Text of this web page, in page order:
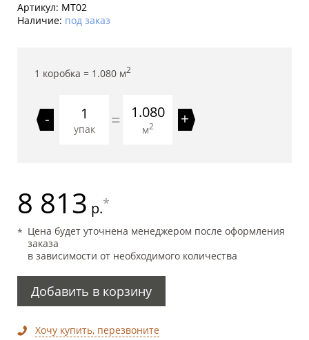
Артикул: MT02
Наличие: под заказ
1 коробка = 1.080 м2
-
упак = 1.080
м2 +
8 813 р.*
Цена будет уточнена менеджером после оформления
заказа
в зависимости от необходимого количества
Добавить в корзину
Хочу купить, перезвоните